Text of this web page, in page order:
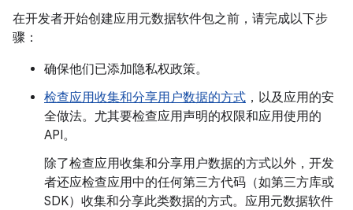
在开发者开始创建应用元数据软件包之前，请完成以下步
骤：
确保他们已添加隐私权政策。
检查应用收集和分享用户数据的方式 ，以及应用的安
全做法。尤其要检查应用声明的权限和应用使用的
API。
除了检查应用收集和分享用户数据的方式以外，开发
者还应检查应用中的任何第三方代码（如第三方库或
SDK）收集和分享此类数据的方式。应用元数据软件